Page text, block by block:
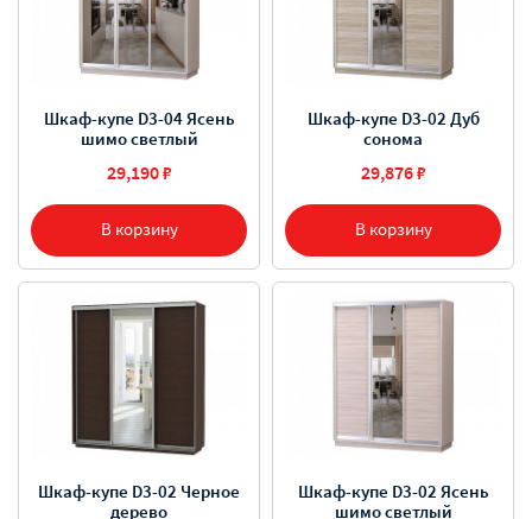
В корзину
Шкаф-купе D3-04 Ясень
шимо светлый
29,190 ₽
В корзину
Шкаф-купе D3-02 Дуб
сонома
29,876 ₽
Шкаф-купе D3-02 Черное
дерево
Шкаф-купе D3-02 Ясень
шимо светлый